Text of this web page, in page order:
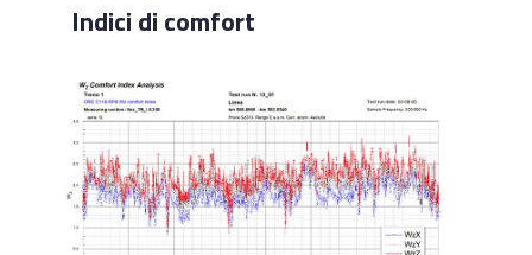
Indici di comfort